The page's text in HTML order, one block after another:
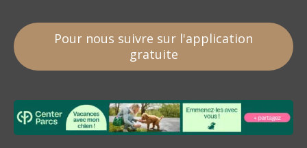
Pour nous suivre sur l'application
gratuite